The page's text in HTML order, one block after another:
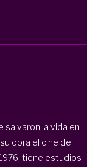
salvaron la vida en
obra el cine de
tiene estudios